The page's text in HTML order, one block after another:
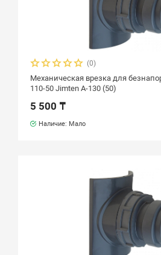
(0)
Механическая врезка для
110-50 Jimten A-130 (50)
5 500 ₸
Наличие: Мало